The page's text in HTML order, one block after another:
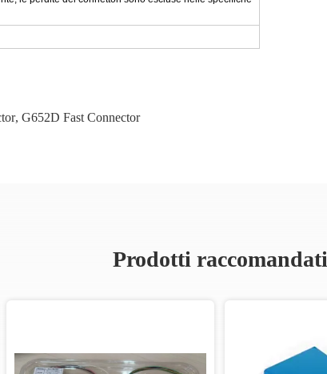
, G652D Fast Connector
Prodotti raccomandati